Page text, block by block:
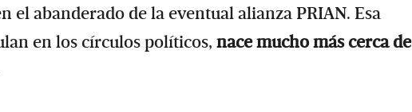
el abanderado de la eventual alianza PRIAN. Esa
en los círculos políticos, nace mucho más cerca de